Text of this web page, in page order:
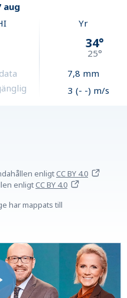
aug
Yr
34°
25°
7,8 mm
3 (- -) m/s
enligtCC BY 4.0
enligtCC BY 4.0
har mappats till